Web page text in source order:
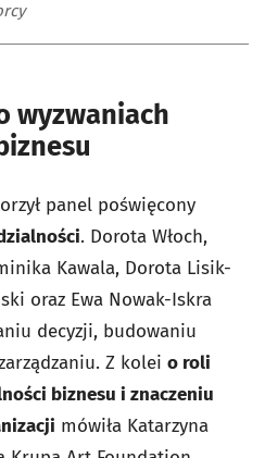
wyzwaniach
panel poświęcony
. Dorota Włoch,
Kawala, Dorota Lisik-
oraz Ewa Nowak-Iskra
decyzji, budowaniu
Z kolei o roli
biznesu i znaczeniu
mówiła Katarzyna